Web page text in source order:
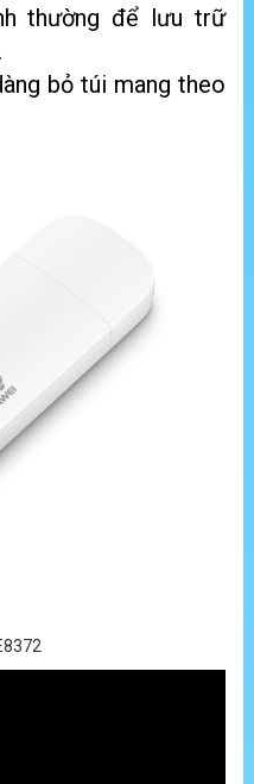
thường để lưu trữ
bỏ túi mang theo